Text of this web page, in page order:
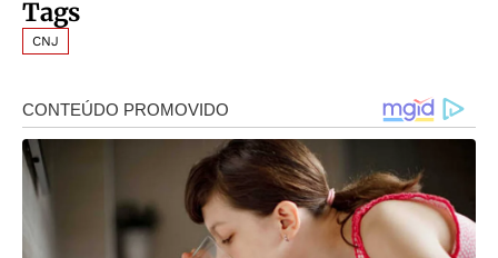
Tags
CNJ